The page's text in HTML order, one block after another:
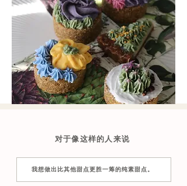
对于像这样的人来说
我想做出比其他甜点更胜一筹的纯素甜点。